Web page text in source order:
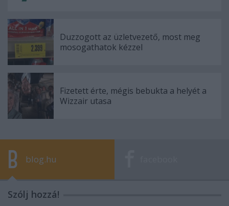
Duzzogott az üzletvezető, most meg
mosogathatok kézzel
Fizetett érte, mégis bebukta a helyét a
Wizzair utasa
blog.hu
Szólj hozzá!